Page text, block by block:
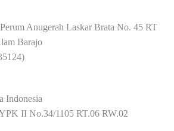
Anugerah Laskar Brata No. 45 RT
Barajo
Indonesia
II No.34/1105 RT.06 RW.02